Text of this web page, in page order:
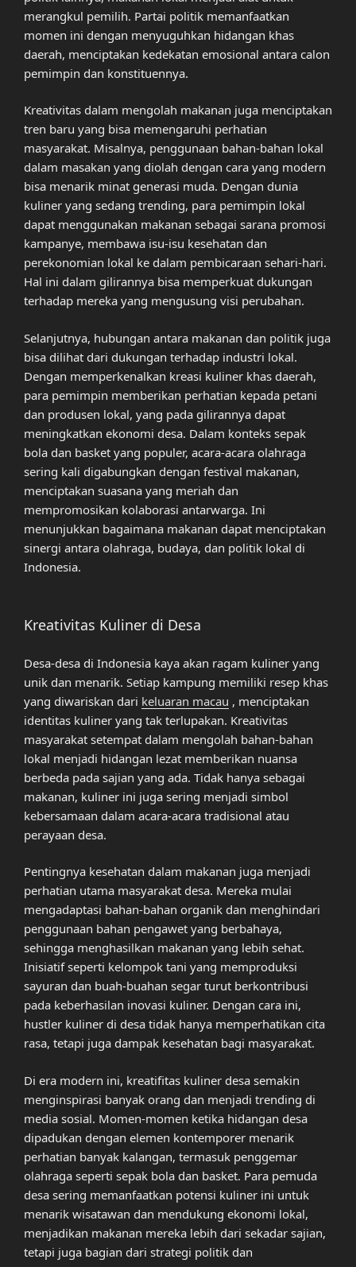
merangkul pemilih. Partai politik memanfaatkan
momen ini dengan menyuguhkan hidangan khas
daerah, menciptakan kedekatan emosional antara calon
pemimpin dan konstituennya.
Kreativitas dalam mengolah makanan juga menciptakan
tren baru yang bisa memengaruhi perhatian
masyarakat. Misalnya, penggunaan bahan-bahan lokal
dalam masakan yang diolah dengan cara yang modern
bisa menarik minat generasi muda. Dengan dunia
kuliner yang sedang trending, para pemimpin lokal
dapat menggunakan makanan sebagai sarana promosi
kampanye, membawa isu-isu kesehatan dan
perekonomian lokal ke dalam pembicaraan sehari-hari.
Hal ini dalam gilirannya bisa memperkuat dukungan
terhadap mereka yang mengusung visi perubahan.
Selanjutnya, hubungan antara makanan dan politik juga
bisa dilihat dari dukungan terhadap industri lokal.
Dengan memperkenalkan kreasi kuliner khas daerah,
para pemimpin memberikan perhatian kepada petani
dan produsen lokal, yang pada gilirannya dapat
meningkatkan ekonomi desa. Dalam konteks sepak
bola dan basket yang populer, acara-acara olahraga
sering kali digabungkan dengan festival makanan,
menciptakan suasana yang meriah dan
mempromosikan kolaborasi antarwarga. Ini
menunjukkan bagaimana makanan dapat menciptakan
sinergi antara olahraga, budaya, dan politik lokal di
Indonesia.
Kreativitas Kuliner di Desa
Desa-desa di Indonesia kaya akan ragam kuliner yang
unik dan menarik. Setiap kampung memiliki resep khas
yang diwariskan dari keluaran macau , menciptakan
identitas kuliner yang tak terlupakan. Kreativitas
masyarakat setempat dalam mengolah bahan-bahan
lokal menjadi hidangan lezat memberikan nuansa
berbeda pada sajian yang ada. Tidak hanya sebagai
makanan, kuliner ini juga sering menjadi simbol
kebersamaan dalam acara-acara tradisional atau
perayaan desa.
Pentingnya kesehatan dalam makanan juga menjadi
perhatian utama masyarakat desa. Mereka mulai
mengadaptasi bahan-bahan organik dan menghindari
penggunaan bahan pengawet yang berbahaya,
sehingga menghasilkan makanan yang lebih sehat.
Inisiatif seperti kelompok tani yang memproduksi
sayuran dan buah-buahan segar turut berkontribusi
pada keberhasilan inovasi kuliner. Dengan cara ini,
hustler kuliner di desa tidak hanya memperhatikan cita
rasa, tetapi juga dampak kesehatan bagi masyarakat.
Di era modern ini, kreatifitas kuliner desa semakin
menginspirasi banyak orang dan menjadi trending di
media sosial. Momen-momen ketika hidangan desa
dipadukan dengan elemen kontemporer menarik
perhatian banyak kalangan, termasuk penggemar
olahraga seperti sepak bola dan basket. Para pemuda
desa sering memanfaatkan potensi kuliner ini untuk
menarik wisatawan dan mendukung ekonomi lokal,
menjadikan makanan mereka lebih dari sekadar sajian,
tetapi juga bagian dari strategi politik dan